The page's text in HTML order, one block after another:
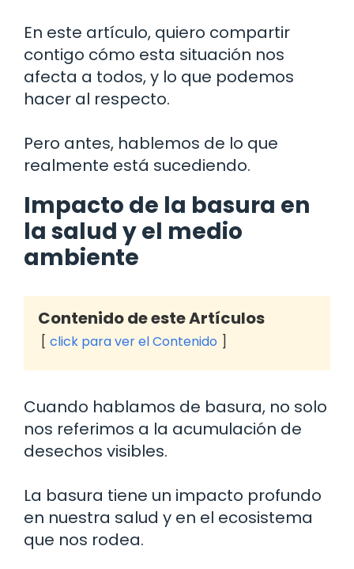
En este artículo, quiero compartir
contigo cómo esta situación nos
afecta a todos, y lo que podemos
hacer al respecto.
Pero antes, hablemos de lo que
realmente está sucediendo.
Impacto de la basura en
la salud y el medio
ambiente
Contenido de este Artículos
click para ver el Contenido
Cuando hablamos de basura, no solo
nos referimos a la acumulación de
desechos visibles.
La basura tiene un impacto profundo
en nuestra salud y en el ecosistema
que nos rodea.